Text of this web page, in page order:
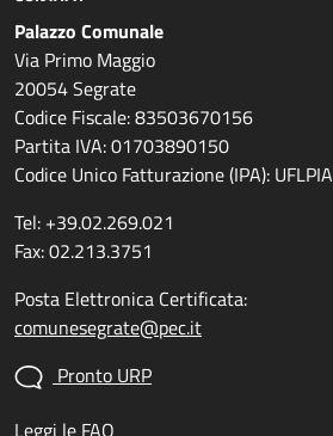
Palazzo Comunale
Via Primo Maggio
20054 Segrate
Codice Fiscale: 83503670156
Partita IVA: 01703890150
Codice Unico Fatturazione (IPA): UFLPIA
Tel: +39.02.269.021
Fax: 02.213.3751
Posta Elettronica Certificata:
comunesegrate@pec.it
Pronto URP
Leggi le FAQ